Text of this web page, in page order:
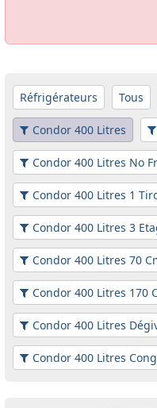
Réfrigérateurs Tous
Condor 400 Litres
Condor 400 Litres No
Condor 400 Litres 1
Condor 400 Litres 3
Condor 400 Litres 70
Condor 400 Litres 170
Condor 400 Litres
Condor 400 Litres